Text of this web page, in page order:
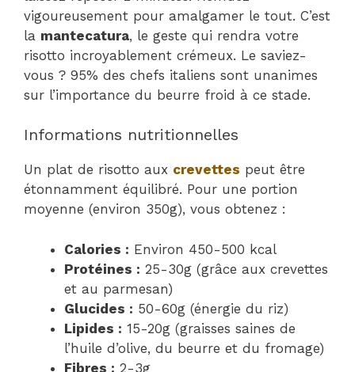
vigoureusement pour amalgamer le tout. C’est
la mantecatura, le geste qui rendra votre
risotto incroyablement crémeux. Le saviez-
vous ? 95% des chefs italiens sont unanimes
sur l’importance du beurre froid à ce stade.
Informations nutritionnelles
Un plat de risotto aux crevettes peut être
étonnamment équilibré. Pour une portion
moyenne (environ 350g), vous obtenez :
Calories : Environ 450-500 kcal
Protéines : 25-30g (grâce aux crevettes
et au parmesan)
Glucides : 50-60g (énergie du riz)
Lipides : 15-20g (graisses saines de
l’huile d’olive, du beurre et du fromage)
Fibres : 2-3g